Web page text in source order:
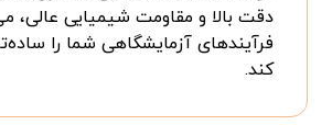
دقت بالا و مقاومت شیمیایی عالی،
فرآیندهای آزمایشگاهی شما را
کند.